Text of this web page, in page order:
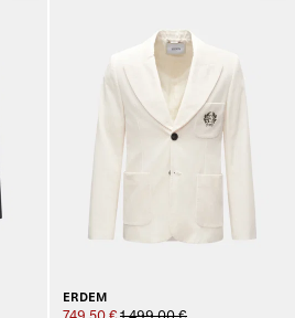
ERDEM
749,50 € 1.499,00 €